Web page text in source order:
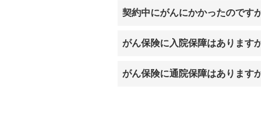
契約中にがんにかかったのです
がん保険に入院保障はあります
がん保険に通院保障はあります